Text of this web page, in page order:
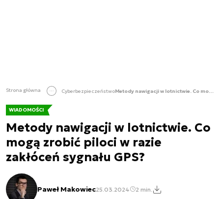
Strona główna Cyberbezpieczeństwo Metody nawigacji w lotnictwie. Co mogą zrobić piloci w razie zakłóceń sygnału GPS?
WIADOMOŚCI
Metody nawigacji w lotnictwie. Co
mogą zrobić piloci w razie
zakłóceń sygnału GPS?
Paweł Makowiec25.03.2024 2 min.